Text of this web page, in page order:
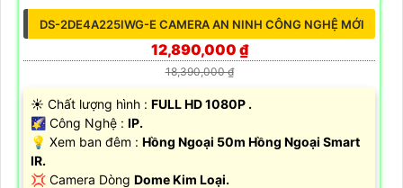
DS-2DE4A225IWG-E CAMERA AN NINH CÔNG NGHỆ MỚI
12,890,000 ₫
18,390,000 ₫
☀️ Chất lượng hình : FULL HD 1080P .
🌠 Công Nghệ : IP.
💡 Xem ban đêm : Hồng Ngoại 50m Hồng Ngoại Smart
IR.
💢 Camera Dòng Dome Kim Loại.